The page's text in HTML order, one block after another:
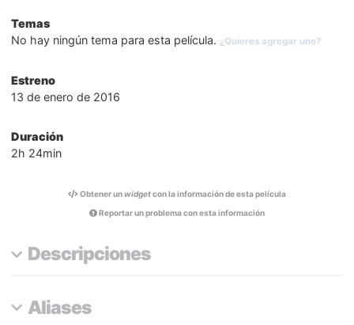
Temas
No hay ningún tema para esta película. ¿Quieres agregar uno?
Estreno
13 de enero de 2016
Duración
2h 24min
Obtener unwidgetcon la información de esta película
Reportar un problema con esta información
Descripciones
Aliases